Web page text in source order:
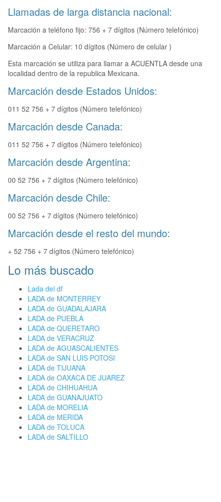
Llamadas de larga distancia nacional:
Marcación a teléfono fijo: 756 + 7 dígitos (Número telefónico)
Marcación a Celular: 10 dígitos (Número de celular )
Esta marcación se utiliza para llamar a ACUENTLA desde una
localidad dentro de la republica Mexicana.
Marcación desde Estados Unidos:
011 52 756 + 7 dígitos (Número telefónico)
Marcación desde Canada:
011 52 756 + 7 dígitos (Número telefónico)
Marcación desde Argentina:
00 52 756 + 7 dígitos (Número telefónico)
Marcación desde Chile:
00 52 756 + 7 dígitos (Número telefónico)
Marcación desde el resto del mundo:
+ 52 756 + 7 dígitos (Número telefónico)
Lo más buscado
Lada del df
LADA de MONTERREY
LADA de GUADALAJARA
LADA de PUEBLA
LADA de QUERETARO
LADA de VERACRUZ
LADA de AGUASCALIENTES
LADA de SAN LUIS POTOSI
LADA de TIJUANA
LADA de OAXACA DE JUAREZ
LADA de CHIHUAHUA
LADA de GUANAJUATO
LADA de MORELIA
LADA de MERIDA
LADA de TOLUCA
LADA de SALTILLO